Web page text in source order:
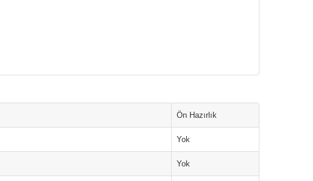
Ön Hazırlık
Yok
Yok